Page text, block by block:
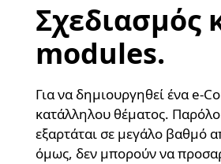
Σχεδιασμός
modules.
Για να δημιουργηθεί ένα e-
κατάλληλου θέματος.
εξαρτάται σε μεγάλο βαθμό
όμως, δεν μπορούν να